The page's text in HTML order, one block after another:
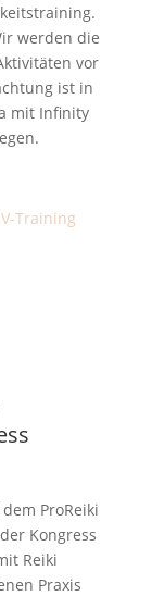
werden die
vor
ist in
mit Infinity
Training
ProReiki
Kongress
Reiki
Praxis